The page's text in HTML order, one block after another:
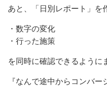
あと、「日別レポート」を
・数字の変化
・行った施策
を同時に確認できるように
『なんで途中からコンバー